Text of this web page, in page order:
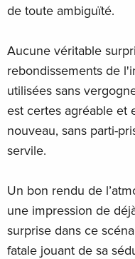
de toute ambiguïté.
Aucune véritable
rebondissements de
utilisées sans
est certes agréable et
nouveau, sans parti-
servile.
Un bon rendu de
une impression de
surprise dans ce
fatale jouant de sa